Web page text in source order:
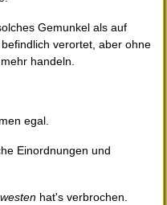
Gemunkel als auf
verortet, aber ohne
handeln.
egal.
Einordnungen und
hat's verbrochen.